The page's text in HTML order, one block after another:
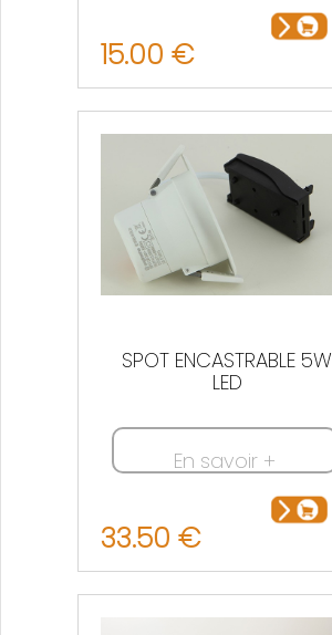
15.00 €
SPOT ENCASTRABLE 5W
LED
En savoir +
33.50 €